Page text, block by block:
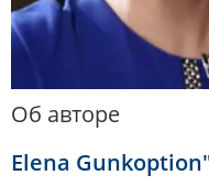
Об авторе
Elena